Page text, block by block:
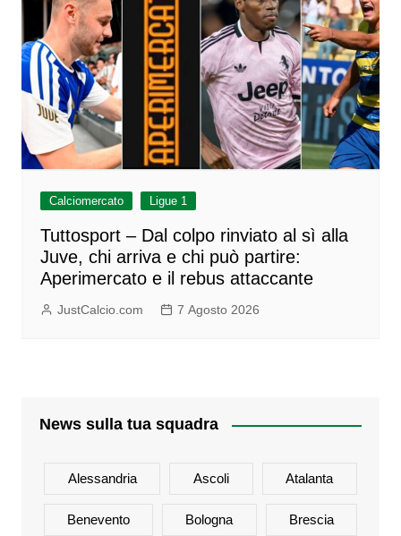
Calciomercato Ligue 1
Tuttosport – Dal colpo rinviato al sì alla
Juve, chi arriva e chi può partire:
Aperimercato e il rebus attaccante
JustCalcio.com 7 Agosto 2026
News sulla tua squadra
Alessandria Ascoli Atalanta
Benevento Bologna Brescia